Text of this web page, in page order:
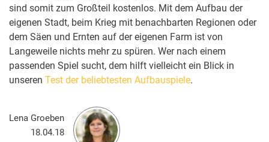
sind somit zum Großteil kostenlos. Mit dem Aufbau der
eigenen Stadt, beim Krieg mit benachbarten Regionen oder
dem Säen und Ernten auf der eigenen Farm ist von
Langeweile nichts mehr zu spüren. Wer nach einem
passenden Spiel sucht, dem hilft vielleicht ein Blick in
unseren Test der beliebtesten Aufbauspiele.
Lena Groeben
18.04.18